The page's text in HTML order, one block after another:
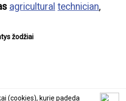
(cookies), kurie padeda
agricultural technician,
žodžiai